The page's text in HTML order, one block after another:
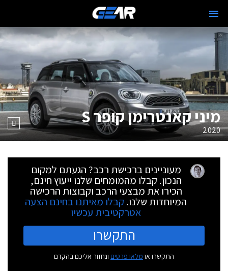
מיני קאנטרימן קופר S
2020
מעוניינים ברכישת רכב? הגעתם למקום
הנכון. קבלו מהמומחים שלנו ייעוץ חינם,
הכירו את מבצעי הרכב וקבוצות הרכישה
המיוחדות שלנו. קבלו מאיתנו בחינם הצעה
אטרקטיבית עכשיו
התקשרו
התקשרו או מלאו פרטים ונחזור אליכם בהקדם